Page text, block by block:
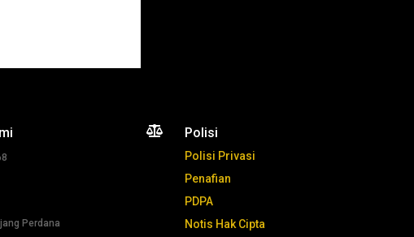
Perdana
 Polisi
Polisi Privasi
Penafian
PDPA
Notis Hak Cipta